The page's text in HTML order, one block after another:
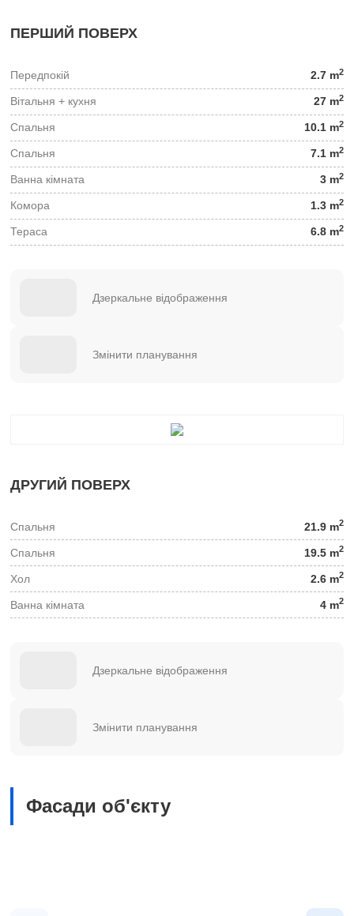
ПЕРШИЙ ПОВЕРХ
Передпокій 2.7 m2
Вітальня + кухня 27 m2
Спальня 10.1 m2
Спальня 7.1 m2
Ванна кімната 3 m2
Комора 1.3 m2
Тераса 6.8 m2
Дзеркальне відображення
Змінити планування
ДРУГИЙ ПОВЕРХ
Спальня 21.9 m2
Спальня 19.5 m2
Хол 2.6 m2
Ванна кімната 4 m2
Дзеркальне відображення
Змінити планування
Фасади об'єкту